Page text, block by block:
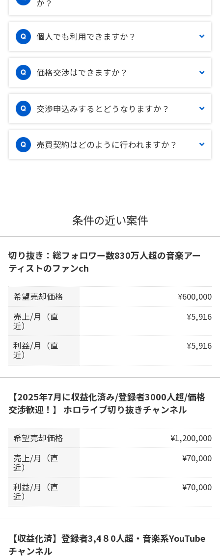
か？
個人でも利用できますか？
価格交渉はできますか？
交渉申込みするとどうなりますか？
売買契約はどのように行われますか？
条件の近い案件
切り抜き：総フォロワー数830万人超の音楽アー
ティストのファンch
希望売却価格
¥600,000
売上/月（直
近）
¥5,916
利益/月（直
近）
¥5,916
【2025年7月に収益化済み/登録者3000人超/価格
交渉歓迎！】 ホロライブ切り抜きチャンネル
希望売却価格
¥1,200,000
売上/月（直
近）
¥70,000
利益/月（直
近）
¥70,000
【収益化済】登録者3,4８0人超・音楽系YouTube
チャンネル